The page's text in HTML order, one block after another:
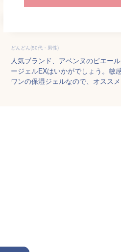
どんどん(50代・男性)
人気ブランド、アベンヌのピエー
ージェルEXはいかがでしょう。敏
ワンの保湿ジェルなので、オススメ